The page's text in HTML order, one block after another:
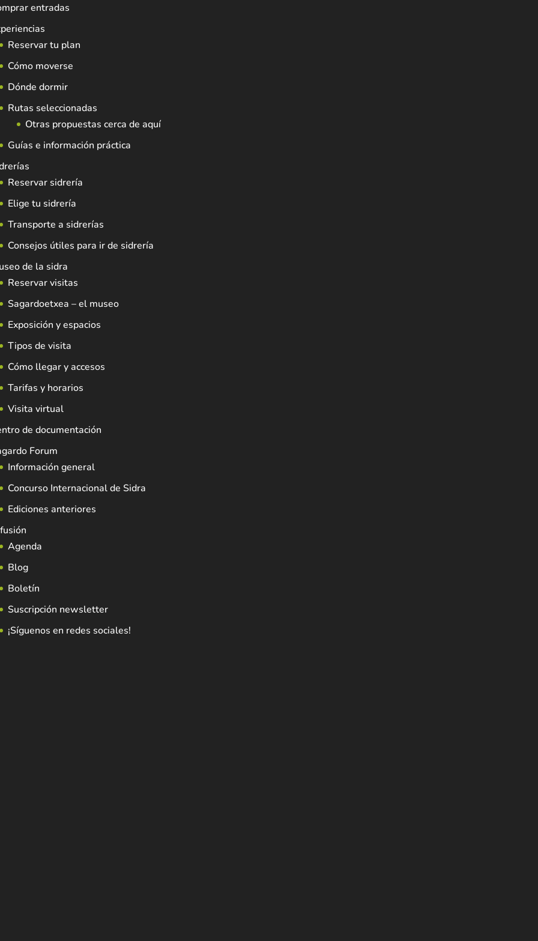
entradas
Reservar tu plan
Cómo moverse
Dónde dormir
Rutas seleccionadas
Otras propuestas cerca de aquí
Guías e información práctica
Reservar sidrería
Elige tu sidrería
Transporte a sidrerías
Consejos útiles para ir de sidrería
de la sidra
Reservar visitas
Sagardoetxea – el museo
Exposición y espacios
Tipos de visita
Cómo llegar y accesos
Tarifas y horarios
Visita virtual
de documentación
Forum
Información general
Concurso Internacional de Sidra
Ediciones anteriores
Agenda
Blog
Boletín
Suscripción newsletter
¡Síguenos en redes sociales!